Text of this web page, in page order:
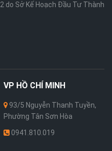
do Sở Kế Hoạch Đầu Tư Thành
VP HỒ CHÍ MINH
93/5 Nguyễn Thanh Tuyền,
Phường Tân Sơn Hòa
0941.810.019